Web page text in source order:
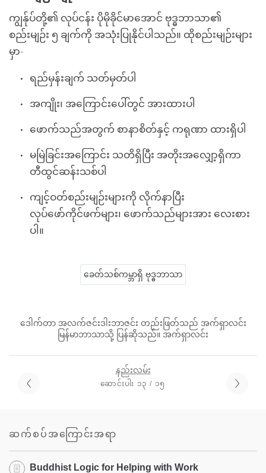
ကျွန်ုပ်တို့၏ လုပ်ငန်း ပိုမိုခိုင်မာအောင် ဗုဒ္ဓဘာသာ၏
စည်းမျဉ်း ၅ ချက်ကို အသုံးပြုနိုင်ပါသည်။ ထိုစည်းမျဉ်းများ
မှာ-
ရည်မှန်းချက် သတ်မှတ်ပါ
အကျိုး၊ အကြောင်းပေါ်တွင် အားထားပါ
ဖောက်သည်အတွက် စာနာစိတ်နှင့် ကရုဏာ ထားရှိပါ
မမြဲခြင်းအကြောင်း သတိရှိပြီး အတိုးအလျှော့ရှိကာ
တီထွင်ဆန်းသစ်ပါ
ကျင့်ဝတ်စည်းမျဉ်းများကို လိုက်နာပြီး
လုပ်ဖော်ကိုင်ဖက်များ၊ ဖောက်သည်များအား လေးစား
ပါ။
ခေတ်သစ်ကမ္ဘာရှိ ဗုဒ္ဓဘာသာ
ဒေါက်တာ အလက်ဇင်းဒါးဘာဇင်း တည်းဖြတ်သည် အက်ရှာလင်း
မြန်မာဘာသာသို့ ပြန်ဆိုသည်။ အက်ရှာလင်း
နည်းလမ်း
ဆောင်းပါး ၁၃ / ၁၅
ဆက်စပ်အကြောင်းအရာ
Buddhist Logic for Helping with Work